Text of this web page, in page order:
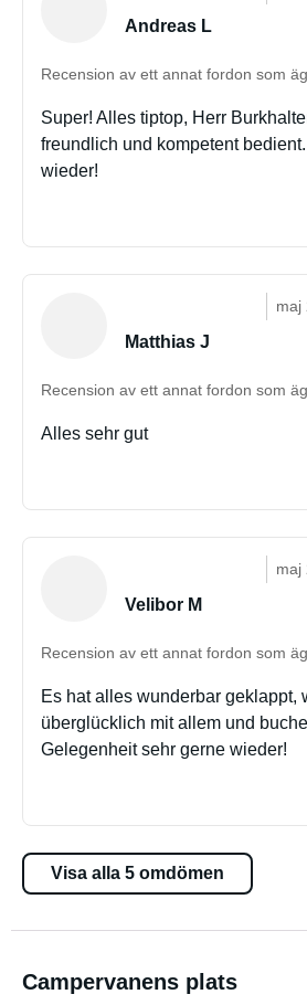
Andreas L
Recension av ett annat fordon som
Super! Alles tiptop, Herr
freundlich und kompetent
wieder!
maj
Matthias J
Recension av ett annat fordon som
Alles sehr gut
maj
Velibor M
Recension av ett annat fordon som
Es hat alles wunderbar geklappt,
überglücklich mit allem und
Gelegenheit sehr gerne wieder!
Visa alla 5 omdömen
Campervanens plats